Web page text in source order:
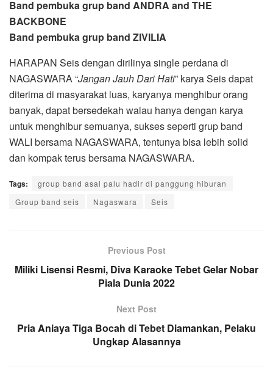
Band pembuka grup band ANDRA and THE
BACKBONE
Band pembuka grup band ZIVILIA
HARAPAN Seis dengan dirilinya single perdana di
NAGASWARA “Jangan Jauh Dari Hati” karya Seis dapat
diterima di masyarakat luas, karyanya menghibur orang
banyak, dapat bersedekah walau hanya dengan karya
untuk menghibur semuanya, sukses seperti grup band
WALI bersama NAGASWARA, tentunya bisa lebih solid
dan kompak terus bersama NAGASWARA.
Tags:
group band asal palu hadir di panggung hiburan
Group band seis
Nagaswara Seis
Previous Post
Miliki Lisensi Resmi, Diva Karaoke Tebet Gelar Nobar
Piala Dunia 2022
Next Post
Pria Aniaya Tiga Bocah di Tebet Diamankan, Pelaku
Ungkap Alasannya